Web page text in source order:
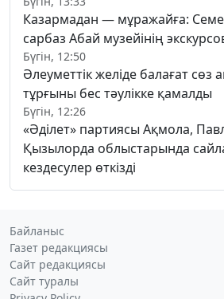
Казармадан — мұражайға:
сарбаз Абай музейінің
Бүгін, 12:50
Әлеуметтік желіде балағат сөз
тұрғыны бес тәулікке қамалды
Бүгін, 12:26
«Әділет» партиясы Ақмола,
Қызылорда облыстарында
кездесулер өткізді
Байланыс
Газет редакциясы
Сайт редакциясы
Сайт туралы